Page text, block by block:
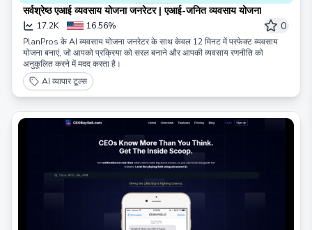
सर्वश्रेष्ठ एआई व्यवसाय योजना जनरेटर | एआई-जनित व्यवसाय योजना
17.2K 16.56% 0
PlanPros के AI व्यवसाय योजना जनरेटर के साथ केवल 12 मिनट में परफेक्ट व्यवसाय
योजना बनाएं, जो आपको प्रक्रिया को सरल बनाने और आपकी व्यवसाय रणनीति को
अनुकूलित करने में मदद करता है।
AI व्यापार टूल्स